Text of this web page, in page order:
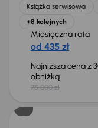
Książka serwisowa
+8 kolejnych
Miesięczna rata
od 435 zł
Najniższa cena z
obniżką
75 000 zł
Taniej o 2 000 zł